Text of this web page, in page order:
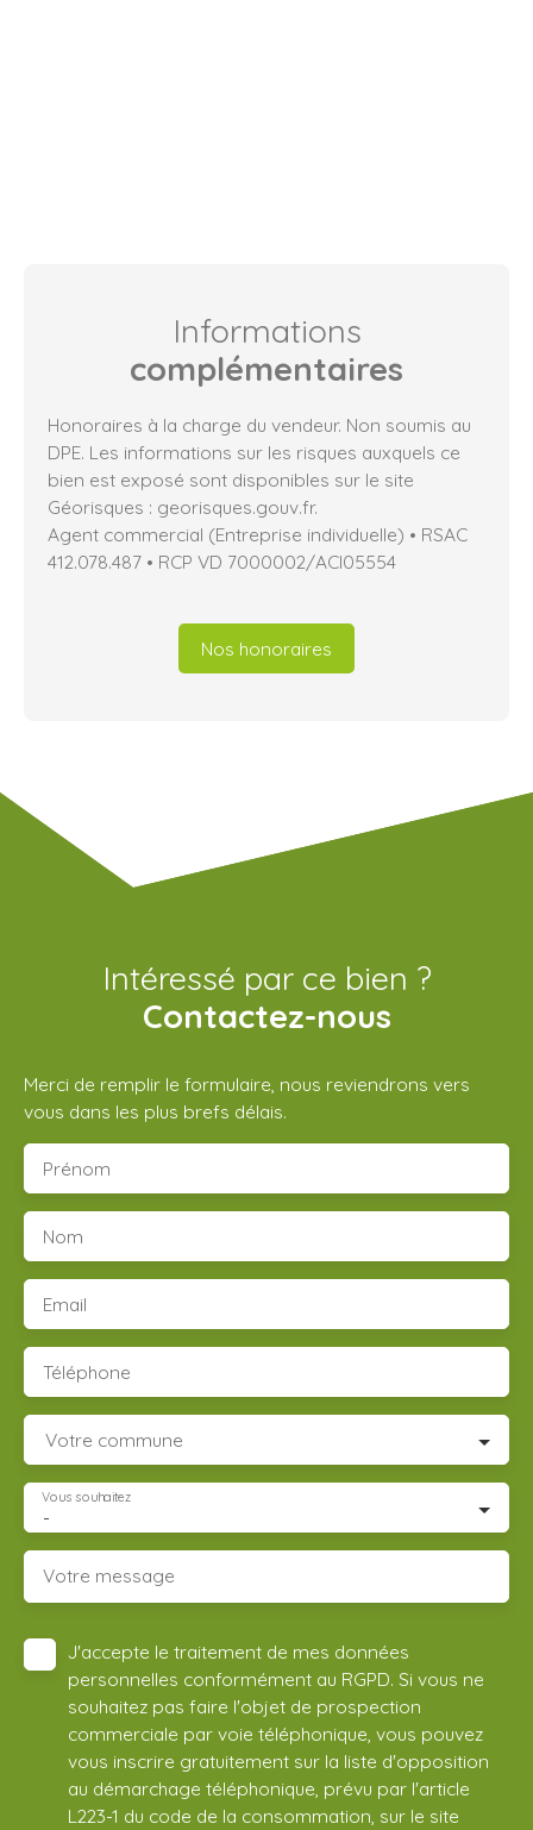
Informations
complémentaires
Honoraires à la charge du vendeur. Non soumis au
DPE. Les informations sur les risques auxquels ce
bien est exposé sont disponibles sur le site
Géorisques : georisques.gouv.fr.
Agent commercial (Entreprise individuelle) • RSAC
412.078.487 • RCP VD 7000002/ACI05554
Nos honoraires
Intéressé par ce bien ?
Contactez-nous
Merci de remplir le formulaire, nous reviendrons vers
vous dans les plus brefs délais.
Prénom
Nom
Email
Téléphone
Votre commune
-
Vous souhaitez
Votre message
J'accepte le traitement de mes données
personnelles conformément au RGPD. Si vous ne
souhaitez pas faire l'objet de prospection
commerciale par voie téléphonique, vous pouvez
vous inscrire gratuitement sur la liste d'opposition
au démarchage téléphonique, prévu par l'article
L223-1 du code de la consommation, sur le site